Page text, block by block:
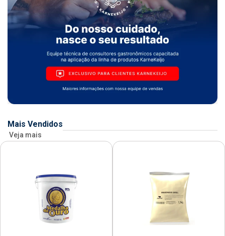
Mais Vendidos
Veja mais